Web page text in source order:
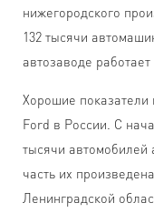
нижегородского
132 тысячи
автозаводе
Хорошие показатели
Ford в России. С
тысячи автомобилей
часть их
Ленинградской